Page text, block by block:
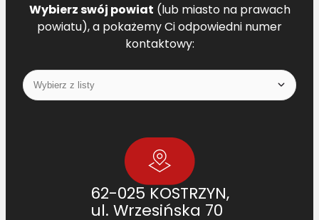
Wybierz swój powiat (lub miasto na prawach
powiatu), a pokażemy Ci odpowiedni numer
kontaktowy:
62-025 KOSTRZYN,
ul. Wrzesińska 70